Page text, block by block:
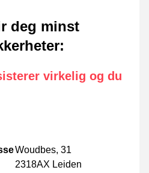
deg minst
:
virkelig og du
Woudbes, 31
2318AX Leiden